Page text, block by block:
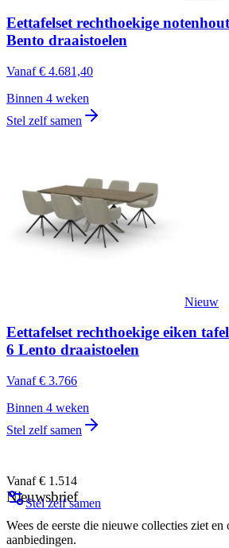
Eettafelset rechthoekige
Bento draaistoelen
Vanaf € 4.681,40
Binnen 4 weken
Stel zelf samen
Nieuw
Eettafelset rechthoekige eiken
6 Lento draaistoelen
Vanaf € 3.766
Binnen 4 weken
Stel zelf samen
Vanaf € 1.514
Stel zelf samen
Nieuwsbrief
Wees de eerste die nieuwe collecties ziet
aanbiedingen.